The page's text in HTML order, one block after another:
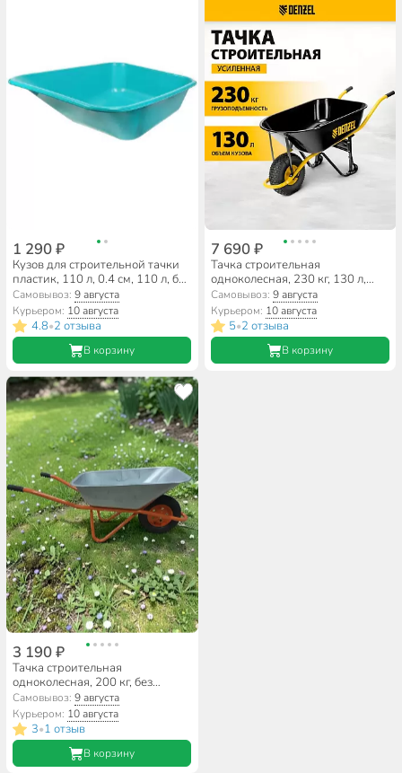
1 290 ₽
Кузов для строительной тачки
пластик, 110 л, 0.4 см, 110 л, без
отверстий, морозостойкий,
бирюзовый, РВ-Пласт
Самовывоз:9 августа
Курьером: 10 августа
4.8•2 отзыва
В корзину
7 690 ₽
Тачка строительная
одноколесная, 230 кг, 130 л,
усиленная, 0.8 мм, колесо
15х6.00-6, Denzel, 689965
Самовывоз: 9 августа
Курьером: 10 августа
5•2 отзыва
В корзину
3 190 ₽
Тачка строительная
одноколесная, 200 кг, без
колпачка на ниппеле, 0.7 мм,
втулка D12 мм, складная рама,
PR 4.00х8/20, в ассортименте,
00-00026590
Самовывоз:9 августа
Курьером: 10 августа
3•1 отзыв
В корзину